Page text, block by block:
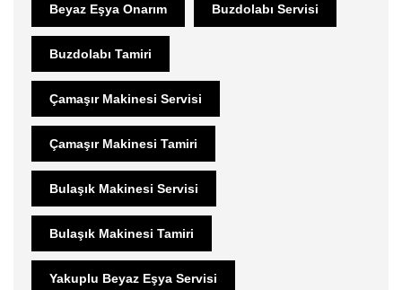
Beyaz Eşya Onarım Buzdolabı Servisi
Buzdolabı Tamiri
Çamaşır Makinesi Servisi
Çamaşır Makinesi Tamiri
Bulaşık Makinesi Servisi
Bulaşık Makinesi Tamiri
Yakuplu Beyaz Eşya Servisi